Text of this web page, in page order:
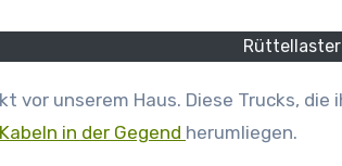
Rüttellaster
in der Gegend herumliegen.